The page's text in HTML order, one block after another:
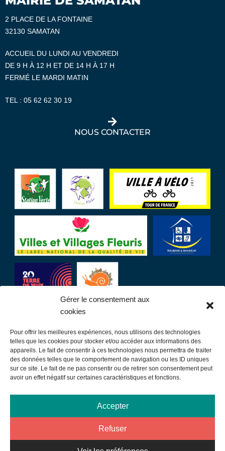
Gérer le consentement aux
cookies
Pour offrir les meilleures expériences, nous utilisons des technologies
telles que les cookies pour stocker et/ou accéder aux informations des
appareils. Le fait de consentir à ces technologies nous permettra de traiter
des données telles que le comportement de navigation ou les ID uniques
sur ce site. Le fait de ne pas consentir ou de retirer son consentement peut
avoir un effet négatif sur certaines caractéristiques et fonctions.
Accepter
Refuser
2 PLACE DE LA FONTAINE
32130 SAMATAN
ACCUEIL DU LUNDI AU VENDREDI
DE 9 H À 12 H ET DE 14 H À 17 H
FERMÉ LE MARDI MATIN
TEL : 05 62 62 30 19
NOUS CONTACTER
LIENS UTILES
Communauté de communes
Mentions légales
Données personnelles – Rgpd